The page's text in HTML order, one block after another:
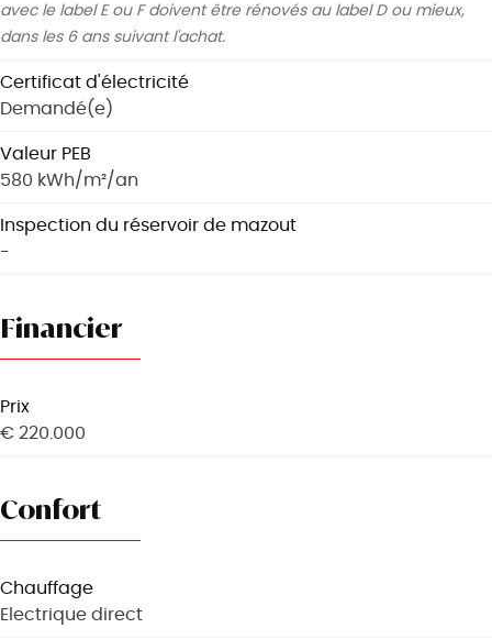
avec le label E ou F doivent être rénovés au label D ou mieux,
dans les 6 ans suivant l'achat.
Certificat d'électricité
Demandé(e)
Valeur PEB
580 kWh/m²/an
Inspection du réservoir de mazout
-
Financier
Prix
€ 220.000
Confort
Chauffage
Electrique direct